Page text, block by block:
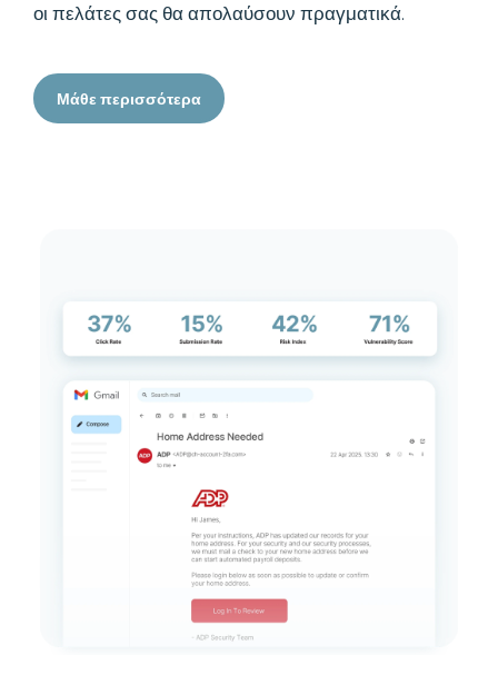
οι πελάτες σας θα απολαύσουν πραγματικά.
Μάθε περισσότερα